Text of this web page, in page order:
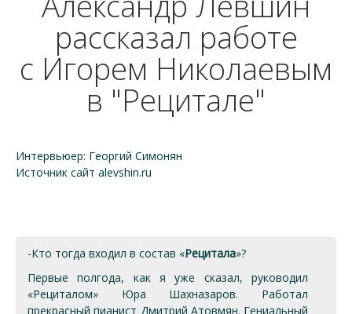
рассказал работе
с Игорем Николаевым
в "Рецитале"
Интервьюер: Георгий Симонян
Источник сайт alevshin.ru
-Кто тогда входил в состав «Рецитала»?
Первые полгода, как я уже сказал, руководил
«Рециталом» Юра Шахназаров. Работал
прекрасный пианист Дмитрий Атовмян. Гениальный